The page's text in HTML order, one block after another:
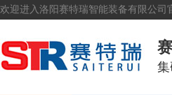
欢迎进入洛阳赛特瑞智能装备有限公司